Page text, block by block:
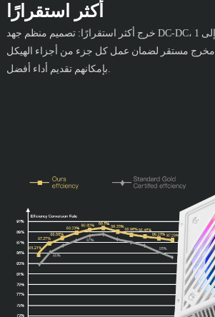
أكثر استقرارًا
مخرج مستقر لضمان عمل كل جزء من أجزاء الهيكل
بإمكانهم تقديم أداء أفضل.